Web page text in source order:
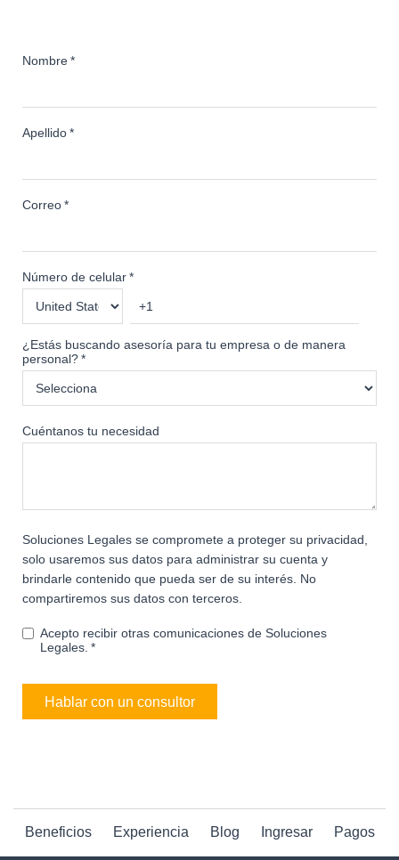
Nombre*
Apellido*
Correo*
Número de celular*
¿Estás buscando asesoría para tu empresa o de manera
personal?*
Cuéntanos tu necesidad
Soluciones Legales se compromete a proteger su privacidad,
solo usaremos sus datos para administrar su cuenta y
brindarle contenido que pueda ser de su interés. No
compartiremos sus datos con terceros.
Acepto recibir otras comunicaciones de Soluciones
Legales. *
Beneficios Experiencia Blog Ingresar Pagos